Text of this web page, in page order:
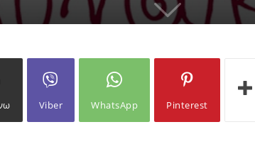
Viber WhatsApp Pinterest